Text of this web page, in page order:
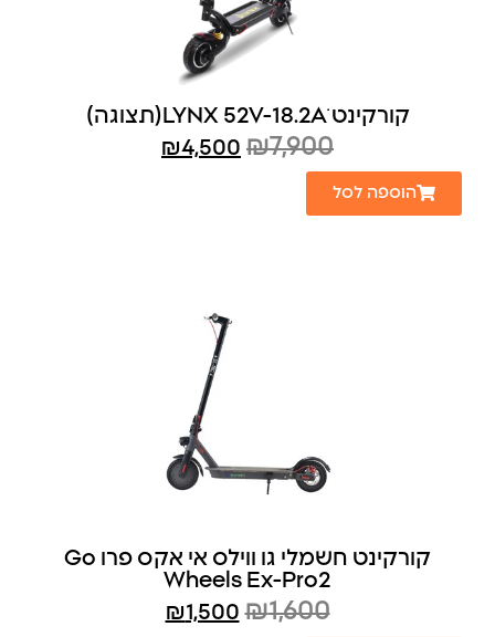
קורקינט LYNX 52V-18.2Aׁׁ(תצוגה)
₪7,900
₪4,500
הוספה לסל
קורקינט חשמלי גו ווילס אי אקס פרו Go
Wheels Ex-Pro2
₪1,600
₪1,500